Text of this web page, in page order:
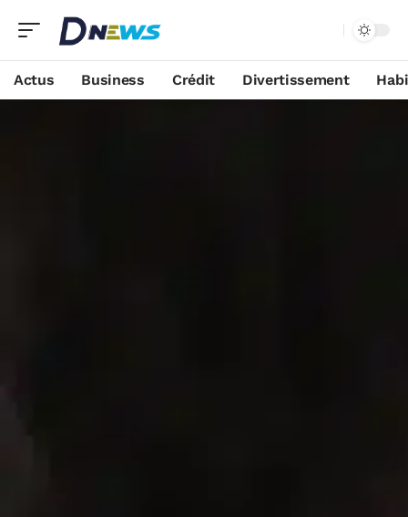
Actus Business Crédit Divertissement